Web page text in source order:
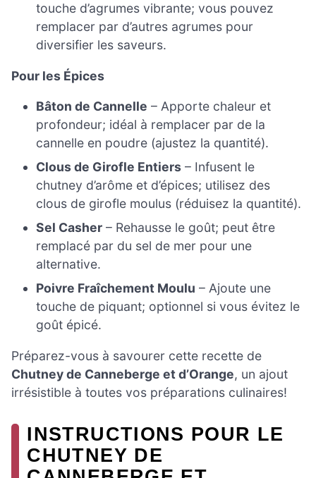
touche d’agrumes vibrante; vous pouvez
remplacer par d’autres agrumes pour
diversifier les saveurs.
Pour les Épices
Bâton de Cannelle – Apporte chaleur et
profondeur; idéal à remplacer par de la
cannelle en poudre (ajustez la quantité).
Clous de Girofle Entiers – Infusent le
chutney d’arôme et d’épices; utilisez des
clous de girofle moulus (réduisez la quantité).
Sel Casher – Rehausse le goût; peut être
remplacé par du sel de mer pour une
alternative.
Poivre Fraîchement Moulu – Ajoute une
touche de piquant; optionnel si vous évitez le
goût épicé.
Préparez-vous à savourer cette recette de
Chutney de Canneberge et d’Orange, un ajout
irrésistible à toutes vos préparations culinaires!
INSTRUCTIONS POUR LE
CHUTNEY DE